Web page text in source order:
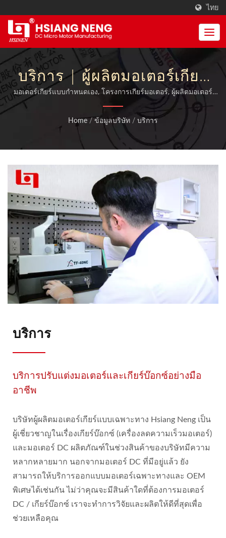
ไทย
บริการ | ผู้ผลิตมอเตอร์เกียร์
วอร์มขนาดเล็กและมอเตอร์
ไฟฟ้าในไต้หวัน | เซียงเหน็ง
เอ็นเนิร์จ
มอเตอร์เกียร์แบบกำหนดเอง, โครงการเกียร์มอเตอร์, ผู้ผลิตมอเตอร์
แอ็กทูเอเตอร์ | MIT DC Motors, เกียร์มอเตอร์และกล่องเกียร์ที่ได้รับ
มาตรฐาน ISO 9001:2015 และได้รับการรับรองจาก TUV, CE และ UL
Home / ข้อมูลบริษัท / บริการ
บริการ
บริการปรับแต่งมอเตอร์และเกียร์บ๊อกซ์อย่างมือ
อาชีพ
บริษัทผู้ผลิตมอเตอร์เกียร์แบบเฉพาะทาง Hsiang Neng เป็น
ผู้เชี่ยวชาญในเรื่องเกียร์บ๊อกซ์ (เครื่องลดความเร็วมอเตอร์)
และมอเตอร์ DC ผลิตภัณฑ์ในช่วงสินค้าของบริษัทมีความ
หลากหลายมาก นอกจากมอเตอร์ DC ที่มีอยู่แล้ว ยัง
สามารถให้บริการออกแบบมอเตอร์เฉพาะทางและ OEM
พิเศษได้เช่นกัน ไม่ว่าคุณจะมีสินค้าใดที่ต้องการมอเตอร์
DC / เกียร์บ๊อกซ์ เราจะทำการวิจัยและผลิตให้ดีที่สุดเพื่อ
ช่วยเหลือคุณ